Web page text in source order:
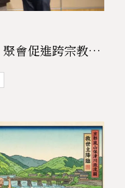
開齋飯（Ifṭār Dinner）聚會促進跨宗教交流 | 基督教與穆斯林共聚對話